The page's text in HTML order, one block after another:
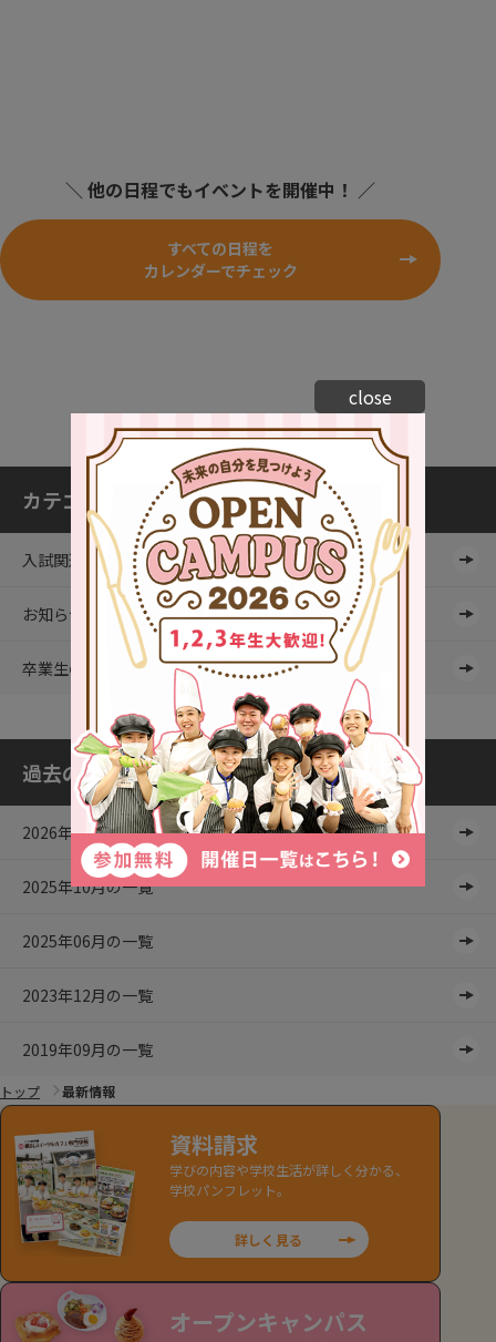
＼ 他の日程でもイベントを開催中！ ／
すべての日程を
カレンダーでチェック
カテゴリ一覧
入試関連
お知らせ
卒業生の皆さんへ
過去の記事
2026年08月の一覧
2025年10月の一覧
2025年06月の一覧
2023年12月の一覧
2019年09月の一覧
トップ 最新情報
資料請求
学びの内容や学校生活が詳しく分かる、
学校パンフレット。
詳しく見る
オープンキャンパス
close